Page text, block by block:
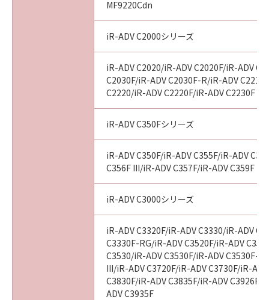
MF9220Cdn
iR-ADV C2000シリーズ
iR-ADV C2020/iR-ADV C2020F/iR-ADV
C2030F/iR-ADV C2030F-R/iR-ADV
C2220/iR-ADV C2220F/iR-ADV C2230F
iR-ADV C350Fシリーズ
iR-ADV C350F/iR-ADV C355F/iR-ADV
C356F III/iR-ADV C357F/iR-ADV C359F
iR-ADV C3000シリーズ
iR-ADV C3320F/iR-ADV C3330/iR-ADV
C3330F-RG/iR-ADV C3520F/iR-ADV
C3530/iR-ADV C3530F/iR-ADV C3530F-
III/iR-ADV C3720F/iR-ADV C3730F/iR-
C3830F/iR-ADV C3835F/iR-ADV C3926F/
ADV C3935F